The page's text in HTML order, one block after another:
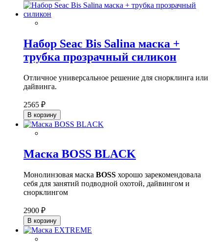
Набор Seac Bis Salina маска +
трубка прозрачный силикон
Отличное универсальное решение для снорклинга или
дайвинга.
2565 ₽
В корзину
Маска BOSS BLACK
Монолинзовая маска BOSS хорошо зарекомендовала
себя для занятий подводной охотой, дайвингом и
снорклингом
2900 ₽
В корзину